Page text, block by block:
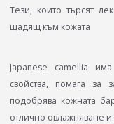
Тези, които търсят
щадящ към кожата
Japanese camellia
свойства, помага за
подобрява кожната
отлично овлажняване и